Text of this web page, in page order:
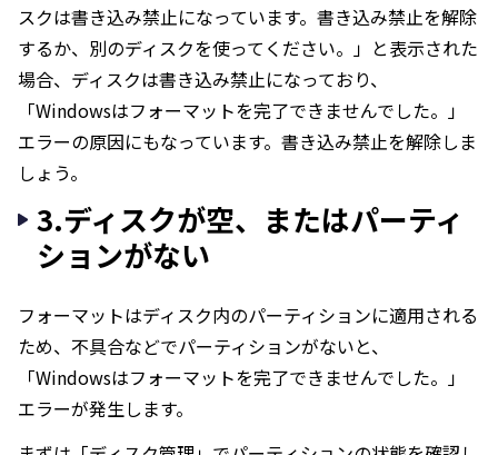
スクは書き込み禁止になっています。書き込み禁止を解除
するか、別のディスクを使ってください。」と表示された
場合、ディスクは書き込み禁止になっており、
「Windowsはフォーマットを完了できませんでした。」
エラーの原因にもなっています。書き込み禁止を解除しま
しょう。
3.ディスクが空、またはパーティ
ションがない
フォーマットはディスク内のパーティションに適用される
ため、不具合などでパーティションがないと、
「Windowsはフォーマットを完了できませんでした。」
エラーが発生します。